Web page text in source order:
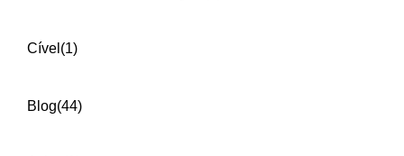
Cível (1)
Blog(44)